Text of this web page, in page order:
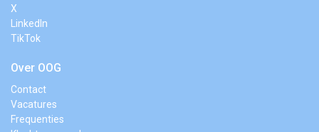
X
LinkedIn
TikTok
Over OOG
Contact
Vacatures
Frequenties